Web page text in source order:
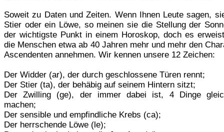
Soweit zu Daten und Zeiten. Wenn Ihnen Leute sagen,
Stier oder ein Löwe, so meinen sie die Stellung der
der wichtigste Punkt in einem Horoskop, doch es
die Menschen etwa ab 40 Jahren mehr und mehr den
Ascendenten annehmen. Wir kennen unsere 12 Zeichen:
Der Widder (ar), der durch geschlossene Türen rennt;
Der Stier (ta), der behäbig auf seinem Hintern sitzt;
Der Zwilling (ge), der immer dabei ist, 4 Dinge
machen;
Der sensible und empfindliche Krebs (ca);
Der herrschende Löwe (le);